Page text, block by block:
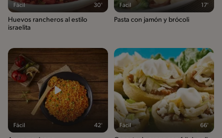
Fácil 30'
Huevos rancheros al estilo
israelita
Fácil 17'
Pasta con jamón y brócoli
Fácil 42' Fácil 66'